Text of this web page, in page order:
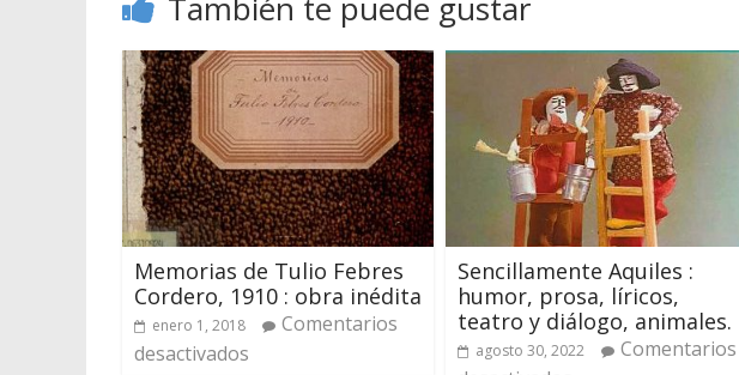
Memorias de Tulio Febres
Cordero, 1910 : obra inédita
enero 1, 2018
Comentarios
desactivados
Sencillamente Aquiles :
humor, prosa, líricos,
teatro y diálogo, animales.
agosto 30, 2022
Comentarios